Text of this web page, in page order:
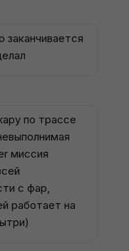
заканчивается
по трассе
миссия
с фар,
работает на